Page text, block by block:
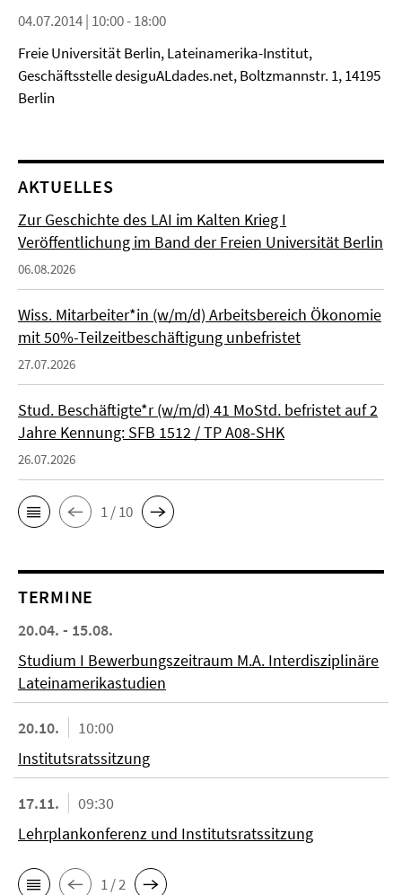
04.07.2014 | 10:00 - 18:00
Freie Universität Berlin, Lateinamerika-Institut,
Geschäftsstelle desiguALdades.net, Boltzmannstr. 1, 14195
Berlin
AKTUELLES
Zur Geschichte des LAI im Kalten Krieg I
Veröffentlichung im Band der Freien Universität Berlin
06.08.2026
Wiss. Mitarbeiter*in (w/m/d) Arbeitsbereich Ökonomie
mit 50%-Teilzeitbeschäftigung unbefristet
27.07.2026
Stud. Beschäftigte*r (w/m/d) 41 MoStd. befristet auf 2
Jahre Kennung: SFB 1512 / TP A08-SHK
26.07.2026
1 / 10
TERMINE
20.04. - 15.08.
Studium I Bewerbungszeitraum M.A. Interdisziplinäre
Lateinamerikastudien
20.10.
10:00
Institutsratssitzung
17.11.
09:30
Lehrplankonferenz und Institutsratssitzung
1 / 2